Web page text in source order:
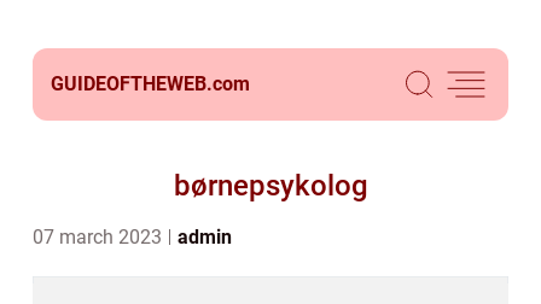
GUIDEOFTHEWEB.com
børnepsykolog
07 march 2023 admin